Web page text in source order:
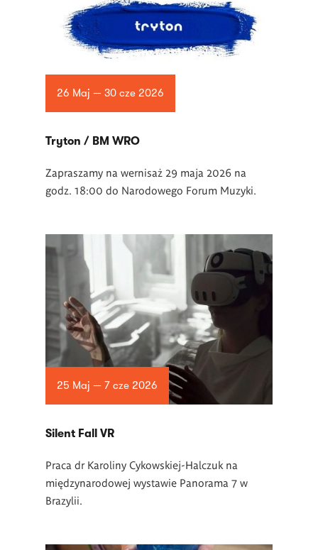
26 Maj — 30 cze 2026
Tryton / BM WRO
Zapraszamy na wernisaż 29 maja 2026 na
godz. 18:00 do Narodowego Forum Muzyki.
25 Maj — 7 cze 2026
Silent Fall VR
Praca dr Karoliny Cykowskiej-Halczuk na
międzynarodowej wystawie Panorama 7 w
Brazylii.